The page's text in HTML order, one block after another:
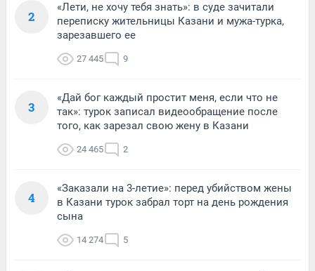
2
«Лети, не хочу тебя знать»: в суде зачитали
переписку жительницы Казани и мужа-турка,
зарезавшего ее
27 445 9
3
«Дай бог каждый простит меня, если что не
так»: турок записал видеообращение после
того, как зарезал свою жену в Казани
24 465 2
4
«Заказали на 3-летие»: перед убийством жены
в Казани турок забрал торт на день рождения
сына
14 274 5